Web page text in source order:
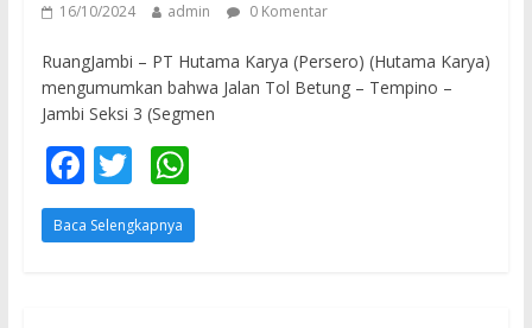
16/10/2024 admin 0 Komentar
RuangJambi – PT Hutama Karya (Persero) (Hutama Karya)
mengumumkan bahwa Jalan Tol Betung – Tempino –
Jambi Seksi 3 (Segmen
F
ac
e
T
w
itt
W
h
at
Baca Selengkapnya